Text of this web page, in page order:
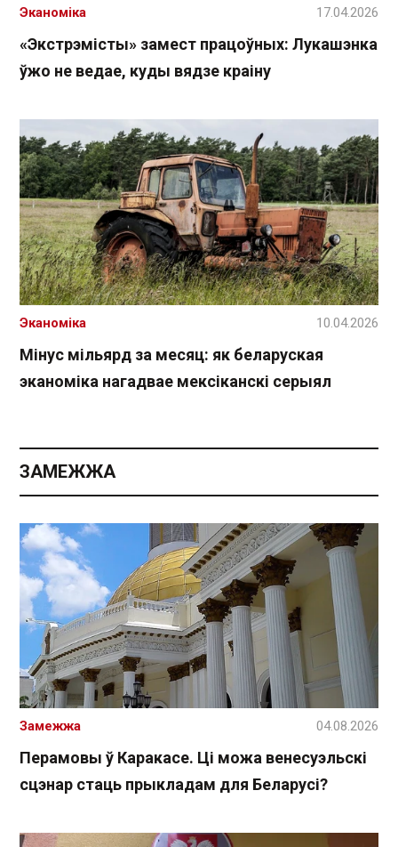
«Экстрэмісты» замест працоўных: Лукашэнка
ўжо не ведае, куды вядзе краіну
Эканоміка 17.04.2026
Мінус мільярд за месяц: як беларуская
эканоміка нагадвае мексіканскі серыял
Эканоміка 10.04.2026
ЗАМЕЖЖА
Перамовы ў Каракасе. Ці можа венесуэльскі
сцэнар стаць прыкладам для Беларусі?
Замежжа 04.08.2026